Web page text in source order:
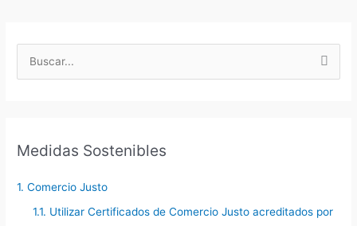
productos
sostenibles
p
Medidas Sostenibles
1. Comercio Justo
1.1. Utilizar Certificados de Comercio Justo acreditados por